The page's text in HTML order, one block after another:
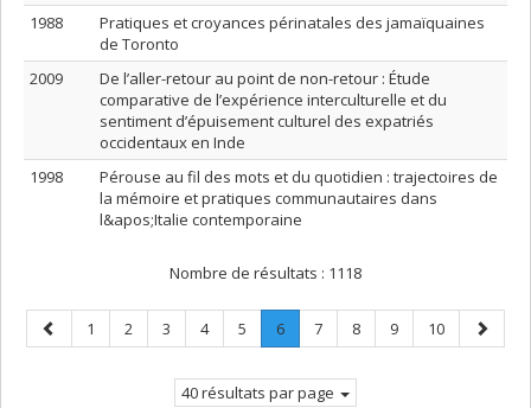
1988
Pratiques et croyances périnatales des jamaïquaines
de Toronto
2009
De l’aller-retour au point de non-retour : Étude
comparative de l’expérience interculturelle et du
sentiment d’épuisement culturel des expatriés
occidentaux en Inde
1998
Pérouse au fil des mots et du quotidien : trajectoires de
la mémoire et pratiques communautaires dans
l&apos;Italie contemporaine
Nombre de résultats : 1118
Page
précédente
Page
1 Page
2 Page
3 Page
4 Page
5 Page
6.
Page
Page
7 Page
8 Page
9 Page
10
Page
40 résultats par page